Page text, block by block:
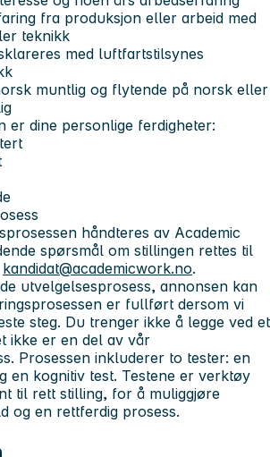
fra produksjon eller arbeid med
teknikk
med luftfartstilsynes
muntlig og flytende på norsk eller
er dine personlige ferdigheter:
håndteres av Academic
spørsmål om stillingen rettes til
kandidat@academicwork.no.
utvelgelsesprosess, annonsen kan
er fullført dersom vi
steg. Du trenger ikke å legge ved et
ikke er en del av vår
Prosessen inkluderer to tester: en
en kognitiv test. Testene er verktøy
til rett stilling, for å muliggjøre
og en rettferdig prosess.